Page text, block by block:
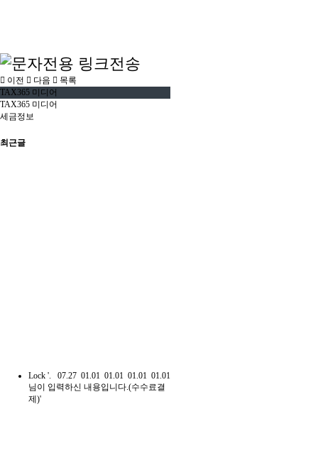
이전 다음
목록
TAX365 미디어
TAX365 미디어
세금정보
최근글
01.01
01.01
01.01
01.01
07.27
Lock '.
님이 입력하신 내용입니다.(수수료결
제)'